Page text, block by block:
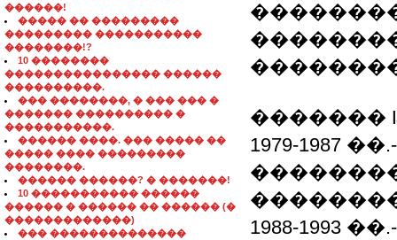
������!
����� �� ���������
��������� �����������
��������!?
10 ��������
���������������� ������
����������.
��� ��������, � ��� ��� �
������� ���������� �
�����������.
������ ����. ��� ����� ��
����� ���� ���������
��������.
������ ������? � �������!
10 ����������� ������
������ � ������ �� ������ (�
�������������)
��� ��������������
�������
1979-1987
1988-1993